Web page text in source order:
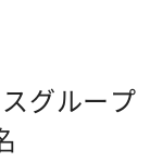
グループ